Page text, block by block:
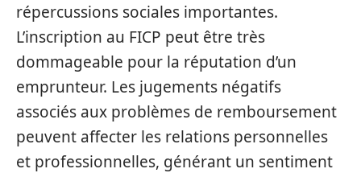
répercussions sociales importantes.
L’inscription au FICP peut être très
dommageable pour la réputation d’un
emprunteur. Les jugements négatifs
associés aux problèmes de remboursement
peuvent affecter les relations personnelles
et professionnelles, générant un sentiment